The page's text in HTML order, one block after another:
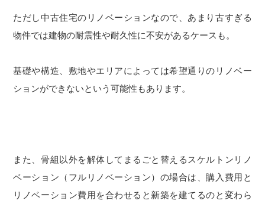
ただし中古住宅のリノベーションなので、あまり古すぎる
物件では建物の耐震性や耐久性に不安があるケースも。
基礎や構造、敷地やエリアによっては希望通りのリノベー
ションができないという可能性もあります。
また、骨組以外を解体してまるごと替えるスケルトンリノ
ベーション（フルリノベーション）の場合は、購入費用と
リノベーション費用を合わせると新築を建てるのと変わら